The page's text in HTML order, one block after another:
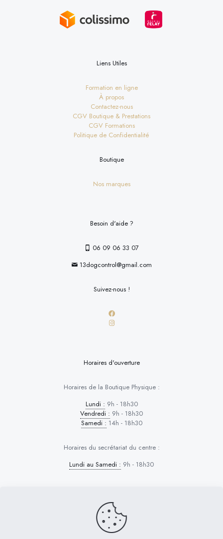
Liens Utiles
Formation en ligne
À propos
Contactez-nous
CGV Boutique & Prestations
CGV Formations
Politique de Confidentialité
Boutique
Nos marques
Besoin d'aide ?
06 09 06 33 07
13dogcontrol@gmail.com
Suivez-nous !
Horaires d'ouverture
Horaires de la Boutique Physique :
Lundi : 9h - 18h30
Vendredi : 9h - 18h30
Samedi : 14h - 18h30
Horaires du secrétariat du centre :
Lundi au Samedi : 9h - 18h30
Dog Control © 2026 | Tous droits réservés